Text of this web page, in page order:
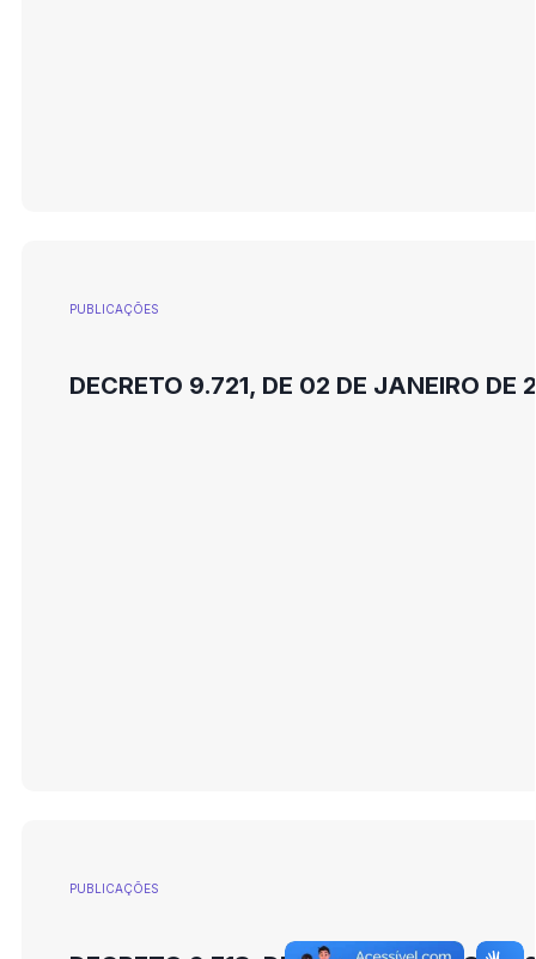
PUBLICAÇÕES
DECRETO 9.721, DE 02 DE JANEIRO DE
PUBLICAÇÕES